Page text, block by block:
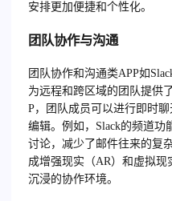
安排更加便捷和个性化。
团队协作与沟通
团队协作和沟通类APP如
为远程和跨区域的团队提供
P，团队成员可以进行即时
编辑。例如，Slack的频道
讨论，减少了邮件往来的复
成增强现实（AR）和虚拟现
沉浸的协作环境。